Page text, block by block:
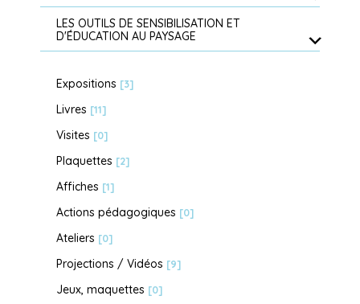
LES OUTILS DE SENSIBILISATION ET
D'ÉDUCATION AU PAYSAGE
Expositions [3]
Livres [11]
Visites [0]
Plaquettes [2]
Affiches [1]
Actions pédagogiques [0]
Ateliers [0]
Projections / Vidéos [9]
Jeux, maquettes [0]